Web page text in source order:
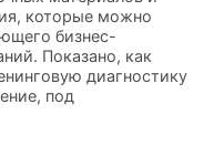
которые можно
бизнес-
Показано, как
диагностику
под